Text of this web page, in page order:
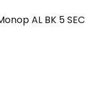
AL BK 5 SEC